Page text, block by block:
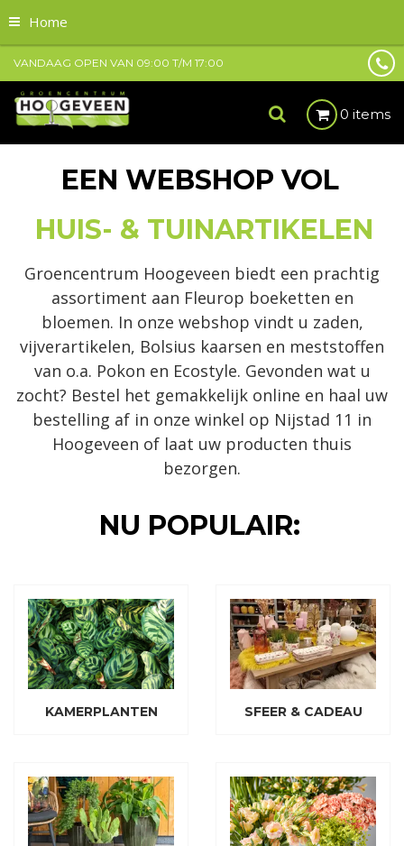
Home
VANDAAG OPEN VAN 09:00 T/M 17:00
0 items
EEN WEBSHOP VOL
HUIS- & TUINARTIKELEN
Groencentrum Hoogeveen biedt een prachtig
assortiment aan Fleurop boeketten en
bloemen. In onze webshop vindt u zaden,
vijverartikelen, Bolsius kaarsen en meststoffen
van o.a. Pokon en Ecostyle. Gevonden wat u
zocht? Bestel het gemakkelijk online en haal uw
bestelling af in onze winkel op Nijstad 11 in
Hoogeveen of laat uw producten thuis
bezorgen.
NU POPULAIR:
KAMERPLANTEN SFEER & CADEAU